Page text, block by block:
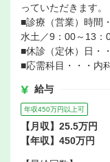
っていただきます。
■診療（営業）時間
水土／9：00～13：
■休診（定休）日・
■応需科目・・・内
給与
年収450万円以上可
【月収】25.5万円
【年収】450万円